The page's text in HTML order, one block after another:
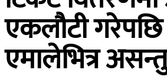
एकलौटी गरेपछि
एमालेभित्र